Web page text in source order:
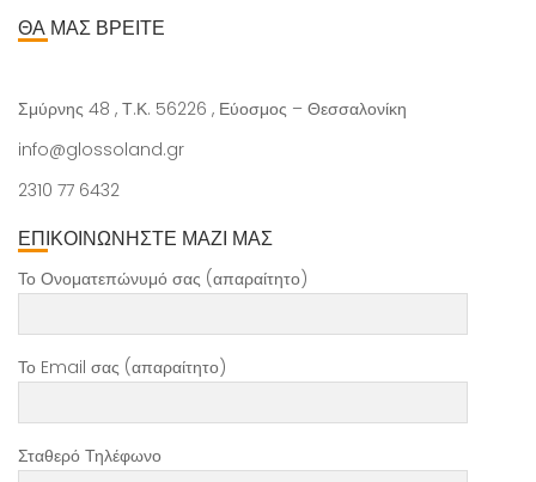
ΘΑ ΜΑΣ ΒΡΕΙΤΕ
Σμύρνης 48 , Τ.Κ. 56226 , Εύοσμος – Θεσσαλονίκη
info@glossoland.gr
2310 77 6432
ΕΠΙΚΟΙΝΩΝΗΣΤΕ ΜΑΖΙ ΜΑΣ
Το Ονοματεπώνυμό σας (απαραίτητο)
Το Email σας (απαραίτητο)
Σταθερό Τηλέφωνο